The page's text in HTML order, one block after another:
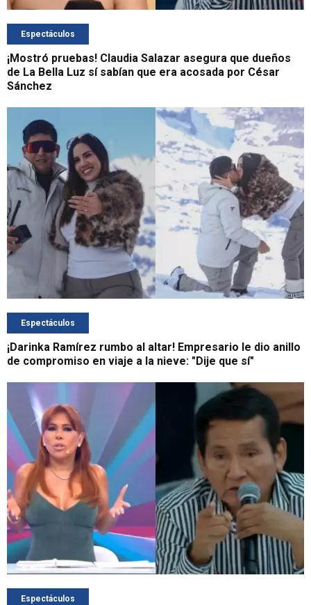
Espectáculos
¡Mostró pruebas! Claudia Salazar asegura que dueños
de La Bella Luz sí sabían que era acosada por César
Sánchez
Espectáculos
¡Darinka Ramírez rumbo al altar! Empresario le dio anillo
de compromiso en viaje a la nieve: "Dije que sí"
Espectáculos